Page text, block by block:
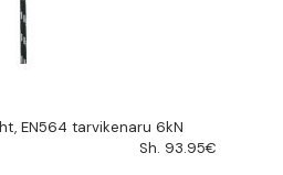
EN564 tarvikenaru 6kN
Sh. 93.95€